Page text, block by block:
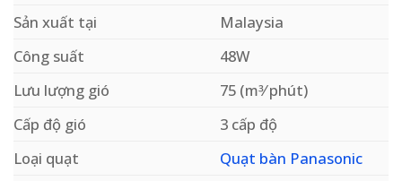
Sản xuất tại
Malaysia
Công suất
48W
Lưu lượng gió
75 (m3⁄ phút)
Cấp độ gió
3 cấp độ
Loại quạt
Quạt bàn Panasonic